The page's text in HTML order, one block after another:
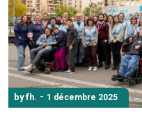
by fh. - 1 décembre 2025